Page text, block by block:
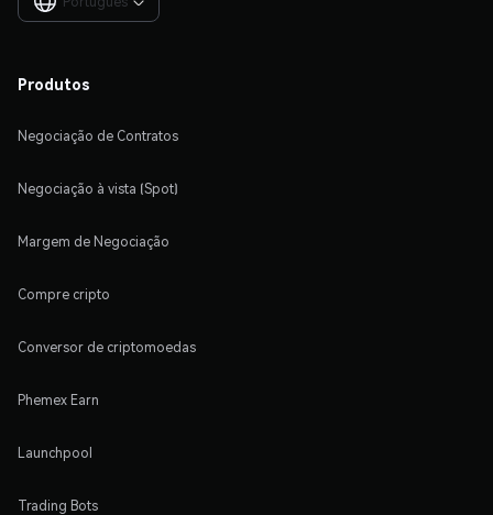
Produtos
Negociação de Contratos
Negociação à vista (Spot)
Margem de Negociação
Compre cripto
Conversor de criptomoedas
Phemex Earn
Launchpool
Trading Bots